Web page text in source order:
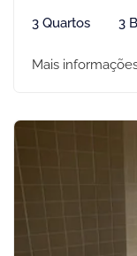
3 Quartos 3
Mais